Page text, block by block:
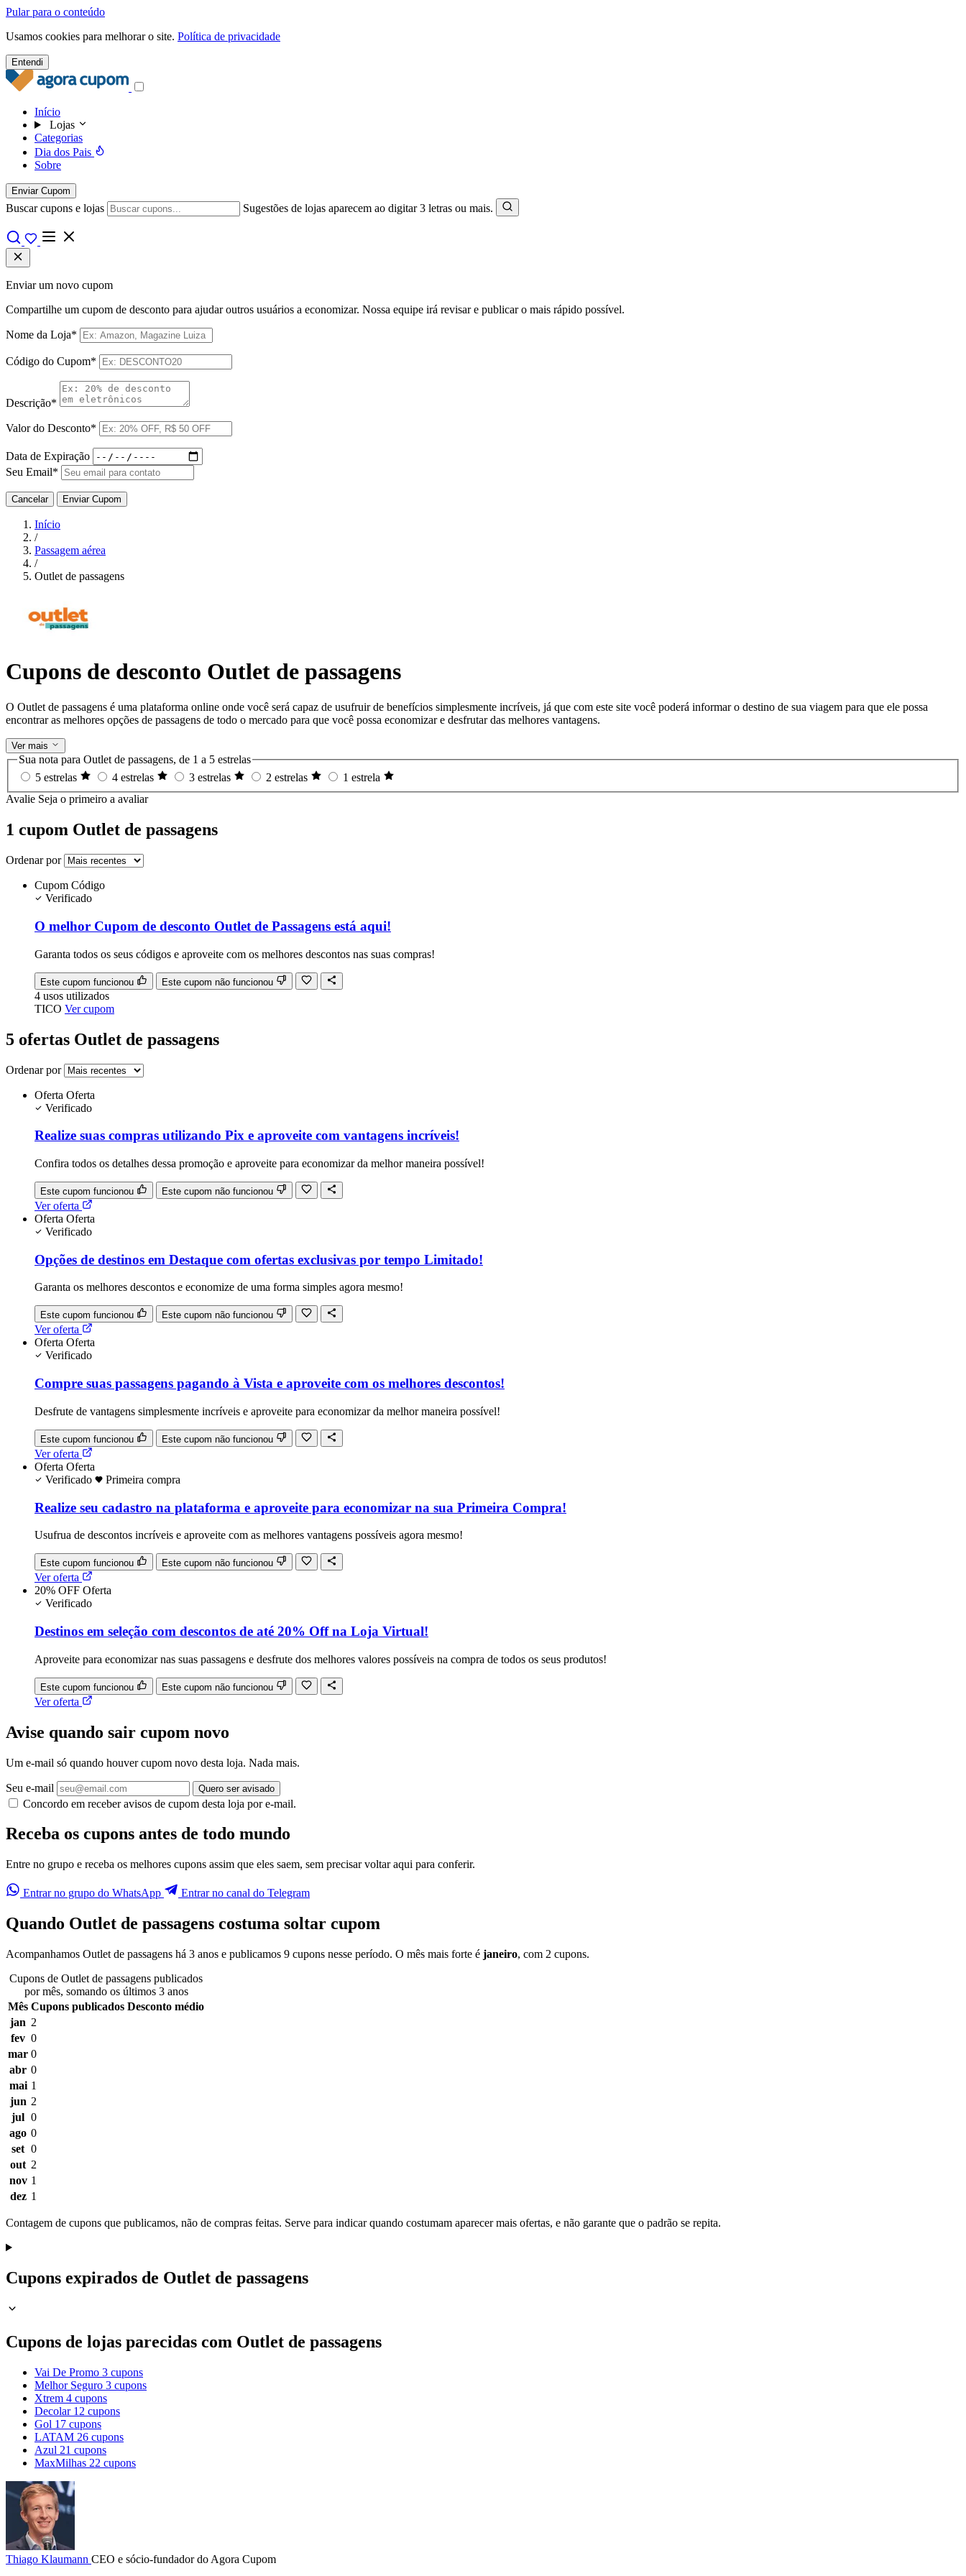
Pular para o conteúdo
Usamos cookies para melhorar o site. Política de privacidade
Entendi
Início
Lojas
Categorias
Dia dos Pais
Sobre
Enviar Cupom
Buscar cupons e lojas Sugestões de lojas aparecem ao digitar 3 letras ou mais.
Enviar um novo cupom
Compartilhe um cupom de desconto para ajudar outros usuários a economizar. Nossa equipe irá revisar e publicar o mais rápido possível.
Nome da Loja*
Código do Cupom*
Descrição*
Valor do Desconto*
Data de Expiração
Seu Email*
Cancelar Enviar Cupom
Início
/
Passagem aérea
/
Outlet de passagens
Cupons de desconto Outlet de passagens
O Outlet de passagens é uma plataforma online onde você será capaz de usufruir de benefícios simplesmente incríveis, já que com este site você poderá informar o destino de sua viagem para que ele possa
encontrar as melhores opções de passagens de todo o mercado para que você possa economizar e desfrutar das melhores vantagens.
Ver mais
Sua nota para Outlet de passagens, de 1 a 5 estrelas
5 estrelas
4 estrelas 3 estrelas 2 estrelas
1 estrela
Avalie Seja o primeiro a avaliar
1 cupom Outlet de passagens
Ordenar por
Cupom Código
Verificado
O melhor Cupom de desconto Outlet de Passagens está aqui!
Garanta todos os seus códigos e aproveite com os melhores descontos nas suas compras!
Este cupom funcionou Este cupom não funcionou
4 usos utilizados
TICO Ver cupom
5 ofertas Outlet de passagens
Ordenar por
Oferta Oferta
Verificado
Realize suas compras utilizando Pix e aproveite com vantagens incríveis!
Confira todos os detalhes dessa promoção e aproveite para economizar da melhor maneira possível!
Este cupom funcionou Este cupom não funcionou
Ver oferta
Oferta Oferta
Verificado
Opções de destinos em Destaque com ofertas exclusivas por tempo Limitado!
Garanta os melhores descontos e economize de uma forma simples agora mesmo!
Este cupom funcionou Este cupom não funcionou
Ver oferta
Oferta Oferta
Verificado
Compre suas passagens pagando à Vista e aproveite com os melhores descontos!
Desfrute de vantagens simplesmente incríveis e aproveite para economizar da melhor maneira possível!
Este cupom funcionou Este cupom não funcionou
Ver oferta
Oferta Oferta
Verificado
Primeira compra
Realize seu cadastro na plataforma e aproveite para economizar na sua Primeira Compra!
Usufrua de descontos incríveis e aproveite com as melhores vantagens possíveis agora mesmo!
Este cupom funcionou Este cupom não funcionou
Ver oferta
20% OFF Oferta
Verificado
Destinos em seleção com descontos de até 20% Off na Loja Virtual!
Aproveite para economizar nas suas passagens e desfrute dos melhores valores possíveis na compra de todos os seus produtos!
Este cupom funcionou Este cupom não funcionou
Ver oferta
Avise quando sair cupom novo
Um e-mail só quando houver cupom novo desta loja. Nada mais.
Seu e-mail Quero ser avisado
Concordo em receber avisos de cupom desta loja por e-mail.
Receba os cupons antes de todo mundo
Entre no grupo e receba os melhores cupons assim que eles saem, sem precisar voltar aqui para conferir.
Entrar no grupo do WhatsApp Entrar no canal do Telegram
Quando Outlet de passagens costuma soltar cupom
Acompanhamos Outlet de passagens há 3 anos e publicamos 9 cupons nesse período. O mês mais forte é janeiro, com 2 cupons.
Cupons de Outlet de passagens publicados
por mês, somando os últimos 3 anos
Mês Cupons publicados Desconto médio
jan 2
fev 0
mar 0
abr 0
mai 1
jun 2
jul 0
ago 0
set 0
out 2
nov 1
dez 1
Contagem de cupons que publicamos, não de compras feitas. Serve para indicar quando costumam aparecer mais ofertas, e não garante que o padrão se repita.
Cupons expirados de Outlet de passagens
Cupons de lojas parecidas com Outlet de passagens
Vai De Promo 3 cupons
Melhor Seguro 3 cupons
Xtrem 4 cupons
Decolar 12 cupons
Gol 17 cupons
LATAM 26 cupons
Azul 21 cupons
MaxMilhas 22 cupons
Thiago Klaumann CEO e sócio-fundador do Agora Cupom